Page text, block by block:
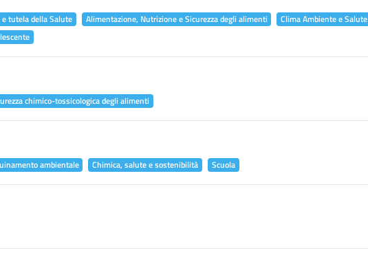
tutela della Salute Alimentazione, Nutrizione e Sicurezza degli alimenti Clima Ambiente e Salute
chimico-tossicologica degli alimenti
ambientale Chimica, salute e sostenibilità Scuola